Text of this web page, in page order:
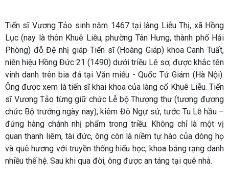
Tiến sĩ Vương Tảo sinh năm 1467 tại làng Liễu Thị, xã Hồng
Lục (nay là thôn Khuê Liễu, phường Tân Hưng, thành phố Hải
Phòng) đỗ Đệ nhị giáp Tiến sĩ (Hoàng Giáp) khoa Canh Tuất,
niên hiệu Hồng Đức 21 (1490) dưới triều Lê sơ; được khắc tên
vinh danh trên bia đá tại Văn miếu - Quốc Tử Giám (Hà Nội).
Ông được xem là tiến sĩ khai khoa của làng cổ Khuê Liễu. Tiến
sĩ Vương Tảo từng giữ chức Lễ bộ Thượng thư (tương đương
chức Bộ trưởng ngày nay), kiêm Đô Ngự sử, tước Tu Lễ hầu –
đứng hàng chánh nhị phẩm trong triều. Không chỉ là một vị
quan thanh liêm, tài đức, ông còn là niềm tự hào của dòng họ
và quê hương với truyền thống hiếu học, khoa bảng rạng danh
nhiều thế hệ. Sau khi qua đời, ông được an táng tại quê nhà.